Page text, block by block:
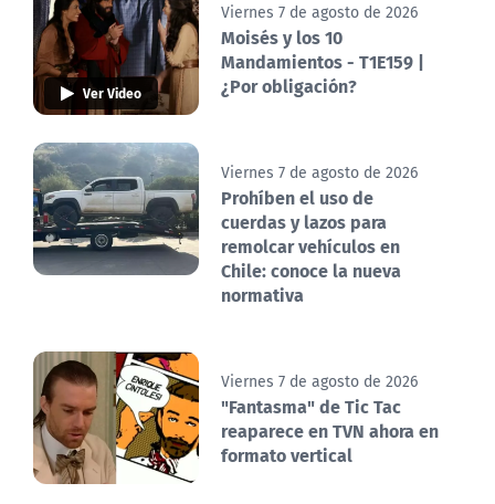
Ver Video
Viernes 7 de agosto de 2026
Moisés y los 10
Mandamientos - T1E159 |
¿Por obligación?
Viernes 7 de agosto de 2026
Prohíben el uso de
cuerdas y lazos para
remolcar vehículos en
Chile: conoce la nueva
normativa
Viernes 7 de agosto de 2026
"Fantasma" de Tic Tac
reaparece en TVN ahora en
formato vertical